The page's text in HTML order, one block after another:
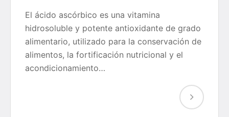
El ácido ascórbico es una vitamina
hidrosoluble y potente antioxidante de grado
alimentario, utilizado para la conservación de
alimentos, la fortificación nutricional y el
acondicionamiento…